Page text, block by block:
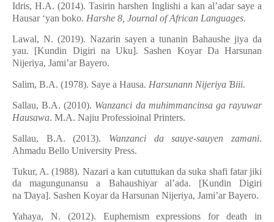
Idris, H.A. (2014). Tasirinharshen Inglishi a kan al’adar saye a
Hausar ‘yan boko. Harshe 8, Journal of African Languages.
Lawal, N. (2019). Nazarin sayen a tunanin Bahaushe jiya da
yau. [Kundin Digiri na Uku]. Sashen Koyar Da Harsunan
Nijeriya, Jami’ar Bayero.
Salim, B.A. (1978). Saye a Hausa. Harsunann Nijeriya Ɓiii.
Sallau, B.A. (2010). Wanzanci da muhimmancinsa ga rayuwar
Hausawa. M.A. Najiu Professioinal Printers.
Sallau, B.A. (2013). Wanzanci da sauye-sauyen zamani.
Ahmadu Bello University Press.
Tukur, A. (1988). Nazari a kan cututtukan da suka shafi fatar jiki
da magungunansu a Bahaushiyar al’ada. [Kundin Digiri
na Ɗaya]. Sashen Koyar da Harsunan Nijeriya, Jami’ar Bayero.
Yahaya, N. (2012). Euphemism expressions for death in